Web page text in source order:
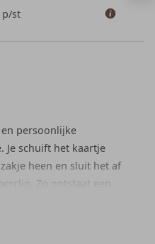
p/st
persoonlijke
Je schuift het kaartje
heen en sluit het af
Zo ontstaat een
liefde aan familie en
folie maken het